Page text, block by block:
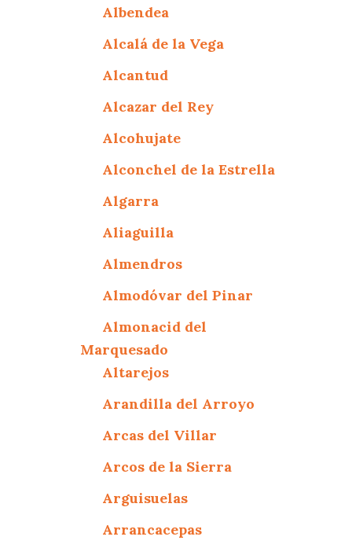
Albendea
Alcalá de la Vega
Alcantud
Alcazar del Rey
Alcohujate
Alconchel de la Estrella
Algarra
Aliaguilla
Almendros
Almodóvar del Pinar
Almonacid del
Marquesado
Altarejos
Arandilla del Arroyo
Arcas del Villar
Arcos de la Sierra
Arguisuelas
Arrancacepas